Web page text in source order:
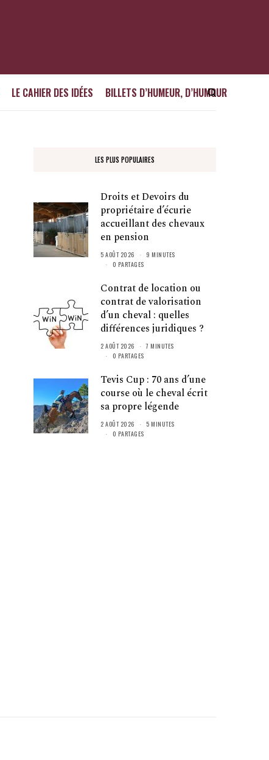
LE CAHIER DES IDÉES BILLETS D’HUMEUR, D’HUMOUR
LES PLUS POPULAIRES
Droits et Devoirs du
propriétaire d’écurie
accueillant des chevaux
en pension
5 AOÛT 2026
9 MINUTES
0 PARTAGES
Contrat de location ou
contrat de valorisation
d’un cheval : quelles
différences juridiques ?
2 AOÛT 2026
7 MINUTES
0 PARTAGES
Tevis Cup : 70 ans d’une
course où le cheval écrit
sa propre légende
2 AOÛT 2026
5 MINUTES
0 PARTAGES